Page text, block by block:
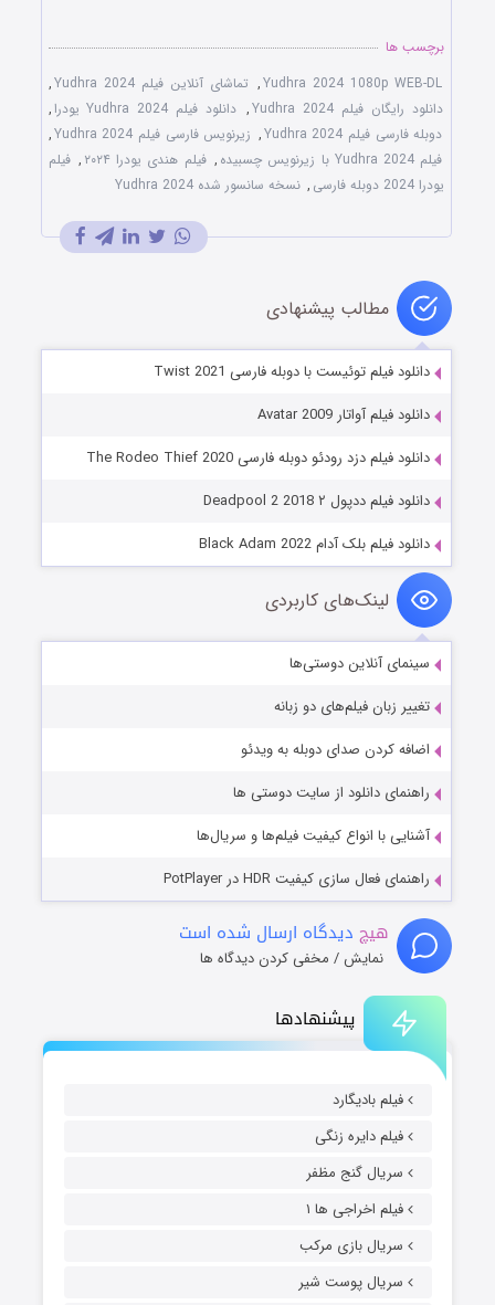
پیشنهادها
فیلم بادیگارد
فیلم دایره زنگی
سریال گنج مظفر
فیلم اخراجی ها ۱
سریال بازی مرکب
سریال پوست شیر
برچسب ها
Yudhra 2024 1080p WEB-DL
, تماشای آنلاین فیلم Yudhra 2024
,
دانلود رایگان فیلم Yudhra 2024
, دانلود فیلم Yudhra 2024 یودرا
,
دوبله فارسی فیلم Yudhra 2024
, زیرنویس فارسی فیلم Yudhra 2024
,
فیلم Yudhra 2024 با زیرنویس چسبیده
, فیلم هندی یودرا ۲۰۲۴ , فیلم
یودرا 2024 دوبله فارسی
, نسخه سانسور شده Yudhra 2024
مطالب پیشنهادی
دانلود فیلم توئیست با دوبله فارسی Twist 2021
دانلود فیلم آواتار Avatar 2009
دانلود فیلم دزد رودئو دوبله فارسی The Rodeo Thief 2020
دانلود فیلم ددپول ۲ Deadpool 2 2018
دانلود فیلم بلک آدام Black Adam 2022
لینک‌های کاربردی
سینمای آنلاین دوستی‌ها
تغییر زبان فیلم‌های دو زبانه
اضافه کردن صدای دوبله به ویدئو
راهنمای دانلود از سایت دوستی ها
آشنایی با انواع کیفیت فیلم‌ها و سریال‌ها
راهنمای فعال سازی کیفیت HDR در PotPlayer
هیچ دیدگاه ارسال شده است
نمایش / مخفی کردن دیدگاه ها